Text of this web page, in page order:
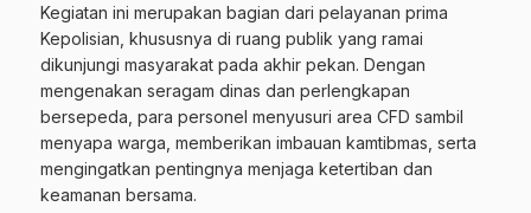
Kegiatan ini merupakan bagian dari pelayanan prima
Kepolisian, khususnya di ruang publik yang ramai
dikunjungi masyarakat pada akhir pekan. Dengan
mengenakan seragam dinas dan perlengkapan
bersepeda, para personel menyusuri area CFD sambil
menyapa warga, memberikan imbauan kamtibmas, serta
mengingatkan pentingnya menjaga ketertiban dan
keamanan bersama.